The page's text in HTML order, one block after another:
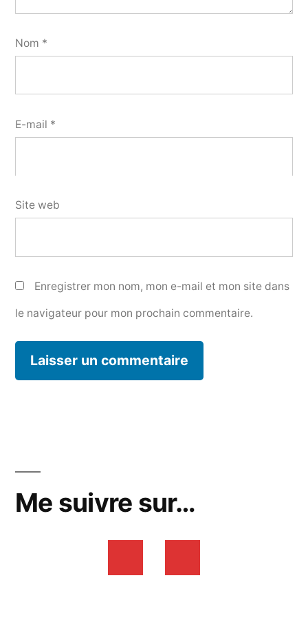
Nom *
E-mail *
Site web
Enregistrer mon nom, mon e-mail et mon site dans
le navigateur pour mon prochain commentaire.
Me suivre sur…